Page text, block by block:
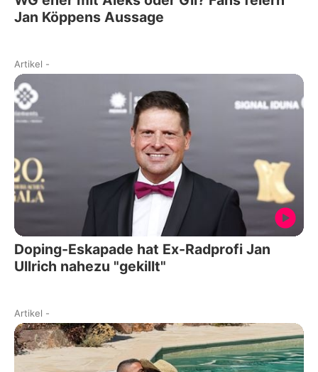
Jan Köppens Aussage
Artikel -
Doping-Eskapade hat Ex-Radprofi Jan
Ullrich nahezu "gekillt"
Artikel -